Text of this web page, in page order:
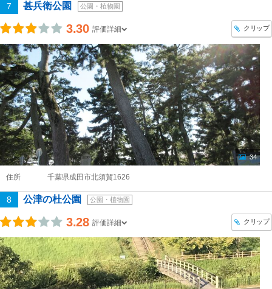
7 甚兵衛公園 公園・植物園
3.30 評価詳細 クリップ
34
住所 千葉県成田市北須賀1626
8 公津の杜公園 公園・植物園
3.28 評価詳細 クリップ